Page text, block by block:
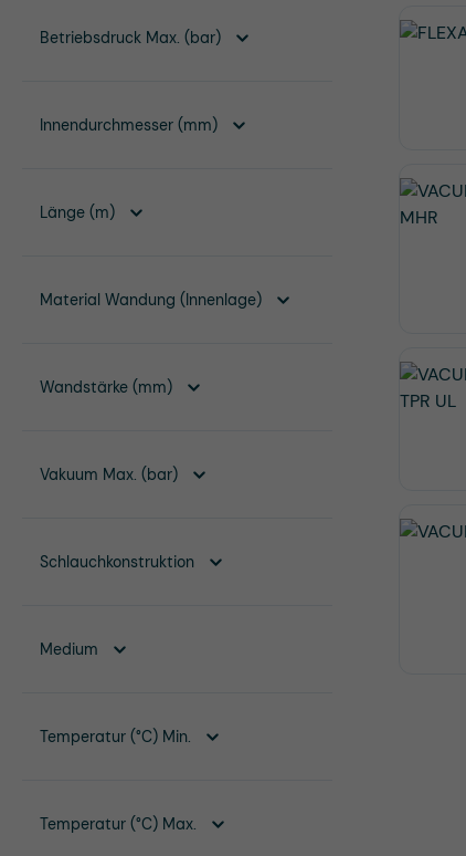
Betriebsdruck Max. (bar)
Innendurchmesser (mm)
Länge (m)
Material Wandung (Innenlage)
Wandstärke (mm)
Vakuum Max. (bar)
Schlauchkonstruktion
Medium
Temperatur (°C) Min.
Temperatur (°C) Max.